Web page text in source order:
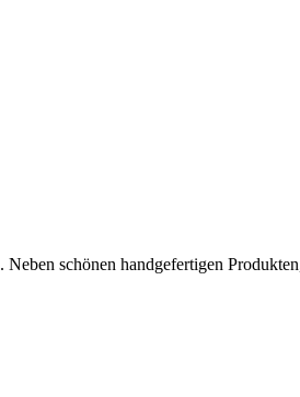
schönen handgefertigen